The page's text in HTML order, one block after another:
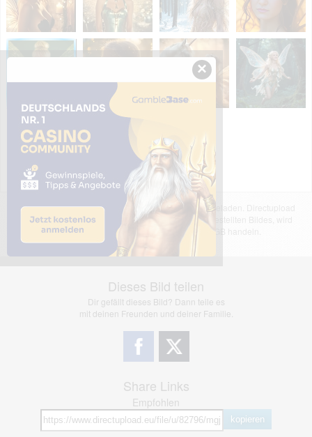
Das dargestellte Bild wurde von einem Nutzer hochgeladen. Directupload
übernimmt keinerlei Haftung für den Inhalt des dargestellten Bildes, wird
jedoch bei Verstößen nach §2(3) unserer AGB handeln.
Dieses Bild teilen
Dir gefällt dieses Bild? Dann teile es
mit deinen Freunden und deiner Familie.
Share Links
Empfohlen
kopieren
×